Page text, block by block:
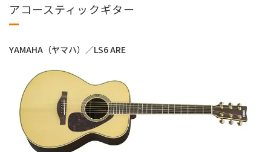
アコースティックギター
YAMAHA（ヤマハ）／LS6 ARE